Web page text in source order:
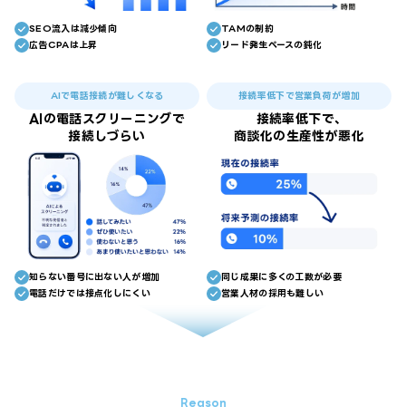
SEO流入は減少傾向
広告CPAは上昇
TAMの制約
リード発生ペースの鈍化
AIで電話接続が難しくなる
AIの電話スクリーニングで
接続しづらい
知らない番号に出ない人が増加
電話だけでは接点化しにくい
接続率低下で営業負荷が増加
接続率低下で、
商談化の生産性が悪化
同じ成果に多くの工数が必要
営業人材の採用も難しい